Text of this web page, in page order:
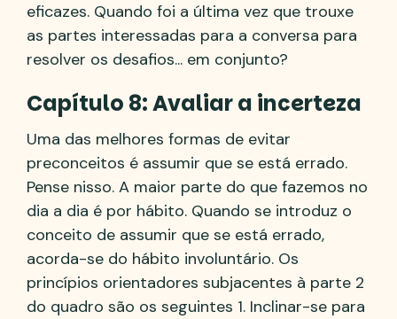
eficazes. Quando foi a última vez que trouxe
as partes interessadas para a conversa para
resolver os desafios... em conjunto?
Capítulo 8: Avaliar a incerteza
Uma das melhores formas de evitar
preconceitos é assumir que se está errado.
Pense nisso. A maior parte do que fazemos no
dia a dia é por hábito. Quando se introduz o
conceito de assumir que se está errado,
acorda-se do hábito involuntário. Os
princípios orientadores subjacentes à parte 2
do quadro são os seguintes 1. Inclinar-se para